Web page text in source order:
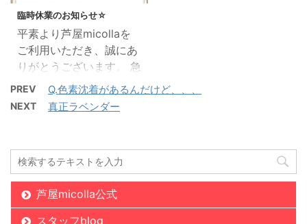
をする人も増えて ...
肌の乾燥が無くなると脱
毛効果が上がります。 乾
燥は脱毛の敵です。 顔だ
けでなく身体中の保湿を
毎日の習慣としましょ
う。 別なことを行う必要
はありません。 普段から
方法でOKです。 毎日の
保湿を行っていない方
は、クリー ...
せんか？ そんな方たち
す(^^) ✧ご紹介特典✧
☆ご友人様☆ ・Sパーツ
（2ヶ所orLパーツ1 ...
臨時休業のお知らせ☆
平素より芦屋micollaを
ご利用いただき、誠にあ
りがとうございます。 急
ではございますが、新型
コロナウィルス感染症の
感染拡大を受けまして、
いたしました。 誠に勝
手ながら下記期間は、臨
時休業とさせていただき
ます。 皆様にはご不便と
ご迷惑をおかけします
PREV Q.色素沈着があるんだけど、、、
NEXT 真正ラベンダー
芦屋micolla公式
スタッフblog